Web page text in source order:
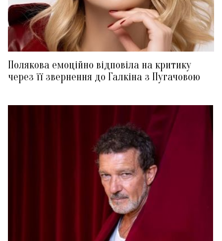
Полякова емоційно відповіла на критику
через її звернення до Галкіна з Пугачовою